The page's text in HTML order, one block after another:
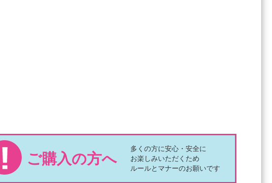
ご購入の方へ
多くの方に安心・安全に
お楽しみいただくため
ルールとマナーのお願いです